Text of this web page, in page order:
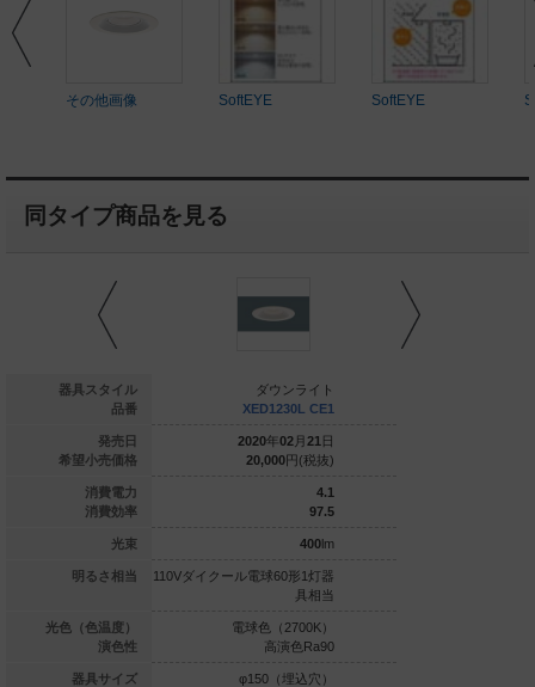
その他画像 SoftEYE SoftEYE
同タイプ商品を見る
器具スタイル
品番
発売日
希望小売価格
消費電力
消費効率
光束
明るさ相当
光色（色温度）
演色性
器具サイズ
ダウンライト
円(税抜)
5.9
63.5
形1灯器具相当
色（3500K）
（埋込穴）
ダウンライト
XED1230L CE1
2020年02 月 21 日
20,000円(税抜)
4.1
97.5
400lm
110Vダイクール電球60形1灯器
具相当
電球色（2700K）
高演色Ra90
φ150（埋込穴）